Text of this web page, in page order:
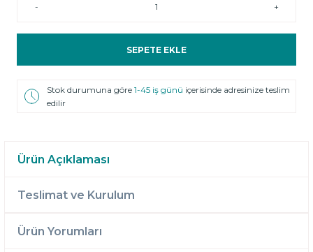
- +
SEPETE EKLE
Stok durumuna göre1-45 iş günü içerisinde adresinize teslim
edilir
Ürün Açıklaması
Teslimat ve Kurulum
Ürün Yorumları